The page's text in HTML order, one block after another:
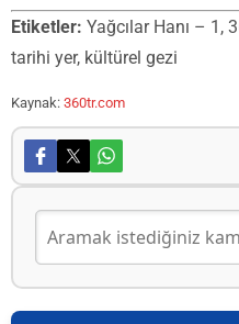
Etiketler: Yağcılar Hanı – 1,
tarihi yer, kültürel gezi
Kaynak: 360tr.com